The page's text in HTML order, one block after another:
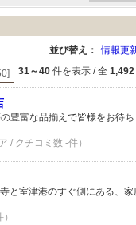
並び替え： 情報更
31～40 件を表示 / 全 1,492
豊富な品揃えで皆様をお待
/ クチコミ数 -件）
と室津港のすぐ側にある、